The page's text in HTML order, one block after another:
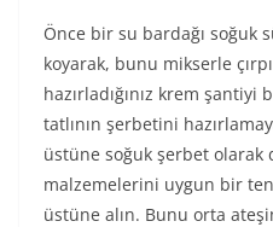
Önce bir su bardağı soğuk
koyarak, bunu mikserle
hazırladığınız krem şantiyi
tatlının şerbetini
üstüne soğuk şerbet olarak
malzemelerini uygun bir
üstüne alın. Bunu orta